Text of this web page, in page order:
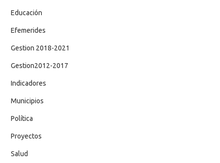
Educación
Efemerides
Gestion 2018-2021
Gestion2012-2017
Indicadores
Municipios
Política
Proyectos
Salud